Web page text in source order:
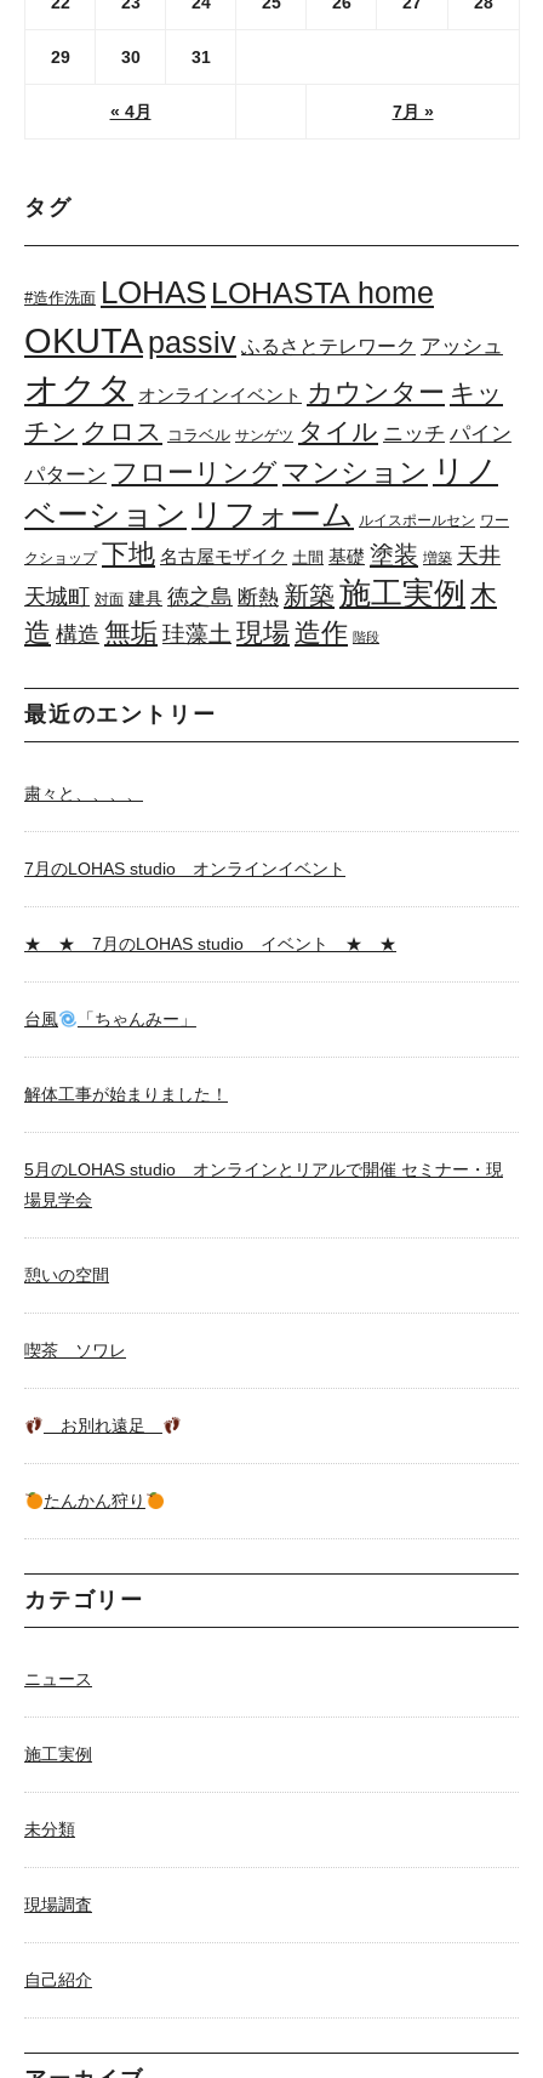
« 4月 7月 »
29 30 31
タグ
#造作洗面 LOHAS LOHASTA home
OKUTApassiv ふるさとテレワーク アッシュ
オクタ オンラインイベント カウンター キッ
チン クロス コラベル サンゲツ タイル ニッチ パイン
パターン フローリング マンション リノ
ベーション リフォーム ルイスポールセン ワー
クショップ 下地 名古屋モザイク 土間 基礎 塗装 増築 天井
天城町
対面 建具 徳之島 断熱 新築 施工実例 木
造 構造 無垢 珪藻土 現場造作 階段
最近のエントリー
粛々と、、、、
7月のLOHAS studio オンラインイベント
★ ★ 7月のLOHAS studio イベント ★ ★
台風 「ちゃんみー」
解体工事が始まりました！
5月のLOHAS studio オンラインとリアルで開催 セミナー・現
場見学会
憩いの空間
喫茶 ソワレ
お別れ遠足
たんかん狩り
カテゴリー
ニュース
施工実例
未分類
現場調査
自己紹介